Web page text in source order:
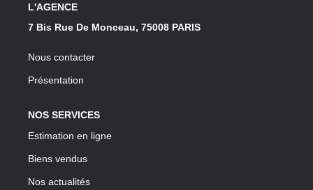
L'AGENCE
7 Bis Rue De Monceau, 75008 PARIS
Nous contacter
Présentation
NOS SERVICES
Estimation en ligne
Biens vendus
Nos actualités